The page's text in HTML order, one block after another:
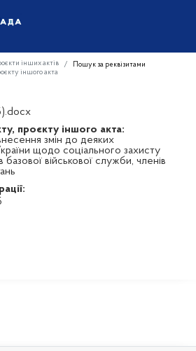
інших актів
Пошук за реквізитами
іншого акта
проєкту іншого акта:
змін до деяких
щодо соціального захисту
базової військової служби, членів